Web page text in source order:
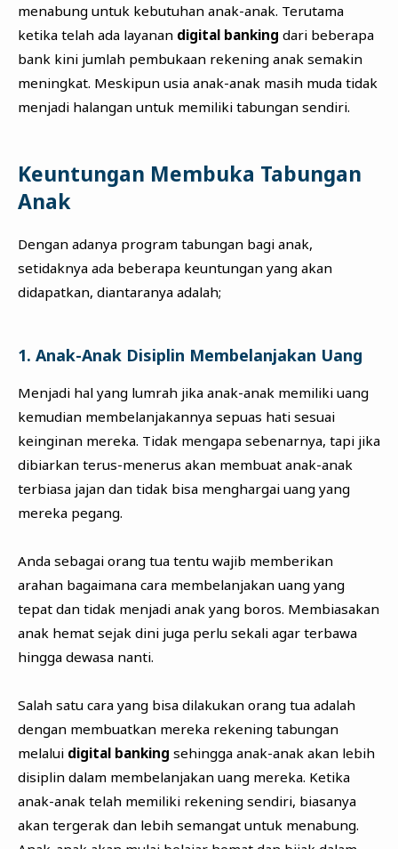
menabung untuk kebutuhan anak-anak. Terutama
ketika telah ada layanan digital banking dari beberapa
bank kini jumlah pembukaan rekening anak semakin
meningkat. Meskipun usia anak-anak masih muda tidak
menjadi halangan untuk memiliki tabungan sendiri.
Keuntungan Membuka Tabungan
Anak
Dengan adanya program tabungan bagi anak,
setidaknya ada beberapa keuntungan yang akan
didapatkan, diantaranya adalah;
1. Anak-Anak Disiplin Membelanjakan Uang
Menjadi hal yang lumrah jika anak-anak memiliki uang
kemudian membelanjakannya sepuas hati sesuai
keinginan mereka. Tidak mengapa sebenarnya, tapi jika
dibiarkan terus-menerus akan membuat anak-anak
terbiasa jajan dan tidak bisa menghargai uang yang
mereka pegang.
Anda sebagai orang tua tentu wajib memberikan
arahan bagaimana cara membelanjakan uang yang
tepat dan tidak menjadi anak yang boros. Membiasakan
anak hemat sejak dini juga perlu sekali agar terbawa
hingga dewasa nanti.
Salah satu cara yang bisa dilakukan orang tua adalah
dengan membuatkan mereka rekening tabungan
melalui digital banking sehingga anak-anak akan lebih
disiplin dalam membelanjakan uang mereka. Ketika
anak-anak telah memiliki rekening sendiri, biasanya
akan tergerak dan lebih semangat untuk menabung.